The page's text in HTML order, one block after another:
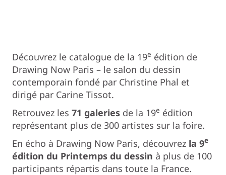
Découvrez le catalogue de la 19e édition de
Drawing Now Paris – le salon du dessin
contemporain fondé par Christine Phal et
dirigé par Carine Tissot.
Retrouvez les 71 galeries de la 19e édition
représentant plus de 300 artistes sur la foire.
En écho à Drawing Now Paris, découvrez la 9e
édition du Printemps du dessin à plus de 100
participants répartis dans toute la France.